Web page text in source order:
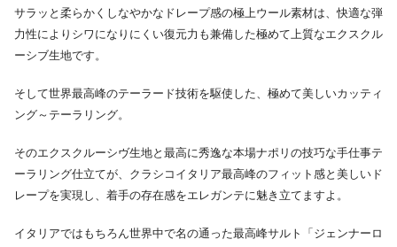
サラッと柔らかくしなやかなドレープ感の極上ウール素材は、快適な弾
力性によりシワになりにくい復元力も兼備した極めて上質なエクスクル
ーシブ生地です。
そして世界最高峰のテーラード技術を駆使した、極めて美しいカッティ
ング～テーラリング。
そのエクスクルーシヴ生地と最高に秀逸な本場ナポリの技巧な手仕事テ
ーラリング仕立てが、クラシコイタリア最高峰のフィット感と美しいド
レープを実現し、着手の存在感をエレガンテに魅き立てますよ。
イタリアではもちろん世界中で名の通った最高峰サルト「ジェンナーロ